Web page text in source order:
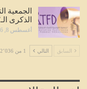
الجمعية
الذكرى الـ37 لتأسيسها وتجدد…
أغسطس 8, 2026
السابق التالي 1 من 12٬036